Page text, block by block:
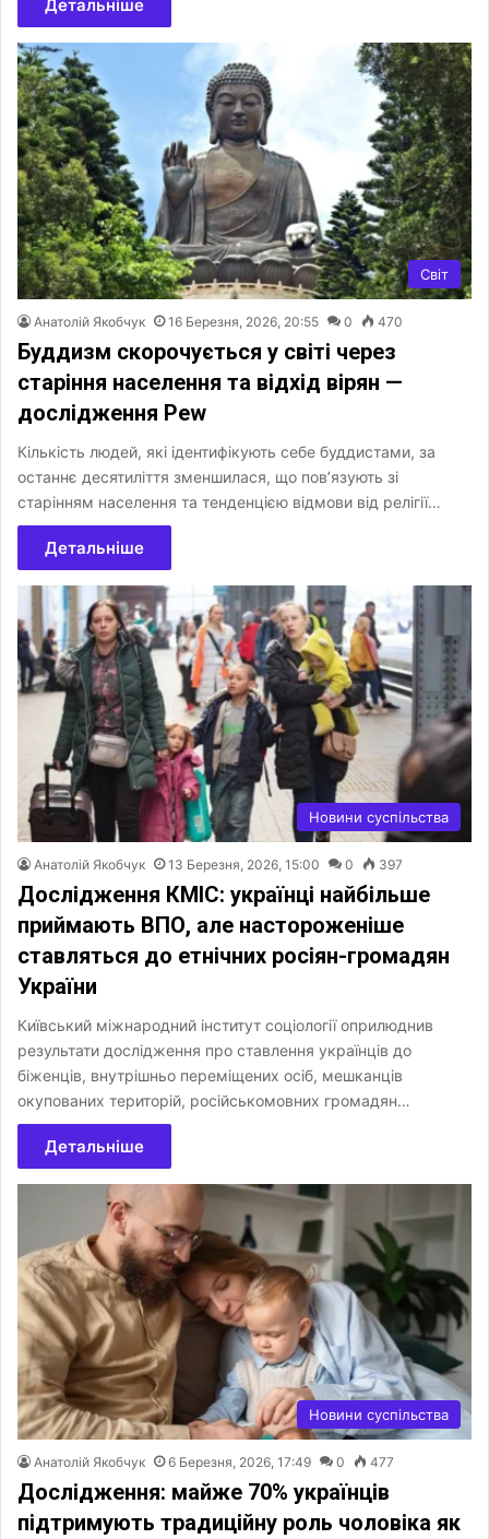
Детальніше
Світ
Анатолій Якобчук 16 Березня, 2026, 20:55 0 470
Буддизм скорочується у світі через
старіння населення та відхід вірян —
дослідження Pew
Кількість людей, які ідентифікують себе буддистами, за
останнє десятиліття зменшилася, що пов’язують зі
старінням населення та тенденцією відмови від релігії…
Детальніше
Новини суспільства
Анатолій Якобчук 13 Березня, 2026, 15:00 0 397
Дослідження КМІС: українці найбільше
приймають ВПО, але настороженіше
ставляться до етнічних росіян-громадян
України
Київський міжнародний інститут соціології оприлюднив
результати дослідження про ставлення українців до
біженців, внутрішньо переміщених осіб, мешканців
окупованих територій, російськомовних громадян…
Детальніше
Новини суспільства
Анатолій Якобчук 6 Березня, 2026, 17:49 0 477
Дослідження: майже 70% українців
підтримують традиційну роль чоловіка як